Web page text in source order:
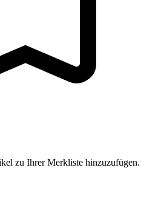
zu Ihrer Merkliste hinzuzufügen.